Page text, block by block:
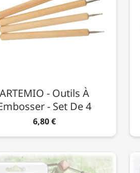
ARTEMIO - Outils À
- Set De 4
6,80 €